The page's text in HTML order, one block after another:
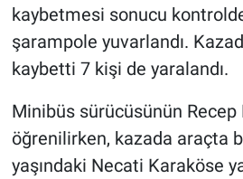
kaybetmesi sonucu
şarampole yuvarlandı.
kaybetti 7 kişi de yaralandı.
Minibüs sürücüsünün
öğrenilirken, kazada araçta
yaşındaki Necati Karaköse